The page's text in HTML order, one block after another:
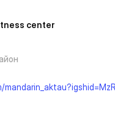
center